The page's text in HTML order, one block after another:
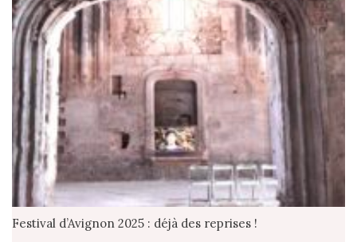
Festival d’Avignon 2025 : déjà des reprises !